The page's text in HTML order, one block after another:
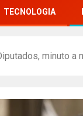
TECNOLOGIA
minuto a